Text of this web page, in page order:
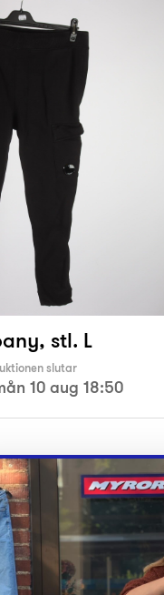
stl. L
slutar
10 aug 18:50
Inlämningsplatser